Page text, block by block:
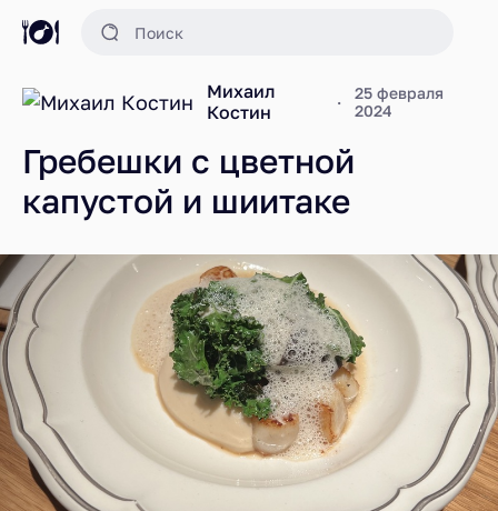
Михаил
Костин
25 февраля
2024
Гребешки с цветной
капустой и шиитаке